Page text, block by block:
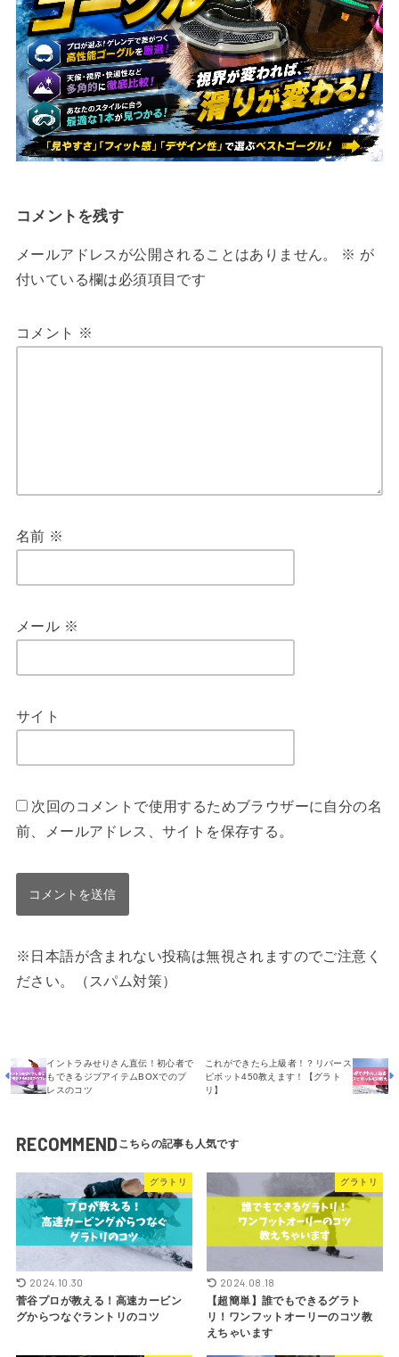
コメントを残す
メールアドレスが公開されることはありません。 ※ が
付いている欄は必須項目です
コメント ※
名前 ※
メール ※
サイト
次回のコメントで使用するためブラウザーに自分の名
前、メールアドレス、サイトを保存する。
※日本語が含まれない投稿は無視されますのでご注意く
ださい。（スパム対策）
イントラみせりさん直伝！初心者で
もできるジブアイテムBOXでのプ
レスのコツ
これができたら上級者！？リバース
ピボット450教えます！【グラト
リ】
RECOMMEND
グラトリ
2024.10.30
菅谷プロが教える！高速カービン
グからつなぐラントリのコツ
グラトリ
2024.08.18
【超簡単】誰でもできるグラト
リ！ワンフットオーリーのコツ教
えちゃいます